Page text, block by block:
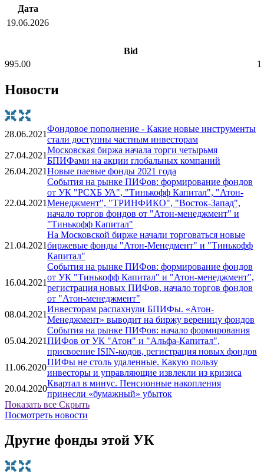
Дата
19.06.2026
Bid
995.00
1
Новости
28.06.2021
Фондовое пополнение - Какие новые инструменты
стали доступны частным инвесторам
27.04.2021
Московская биржа начала торги четырьмя
БПИФами на акции глобальных компаний
26.04.2021Новые паевые фонды 2021 года
22.04.2021
События на рынке ПИФов: формирование фондов
от УК "РСХБ УА", "Тинькофф Капитал", "Атон-
Менеджмент", "ТРИНФИКО", "Восток-Запад",
начало торгов фондов от "Атон-менеджмент" и
"Тинькофф Капитал"
21.04.2021
На Московской бирже начали торговаться новые
биржевые фонды "Атон-Менедмент" и "Тинькофф
Капитал"
16.04.2021
События на рынке ПИФов: формирование фондов
от УК "Тинькофф Капитал" и "Атон-менеджмент",
регистрация новых ПИФов, начало торгов фондов
от "Атон-менеджмент"
08.04.2021
Инвесторам распахнули БПИФы. «Атон-
Менеджмент» выводит на биржу вереницу фондов
05.04.2021
События на рынке ПИФов: начало формирования
ПИФов от УК "Атон" и "Альфа-Капитал",
присвоение ISIN-кодов, регистрация новых фондов
11.06.2020
ПИФы не столь удаленные. Какую пользу
инвесторы и управляющие извлекли из кризиса
20.04.2020
Квартал в минус. Пенсионные накопления
принесли «бумажный» убыток
Показать все Скрыть
Посмотреть новости
Другие фонды этой УК